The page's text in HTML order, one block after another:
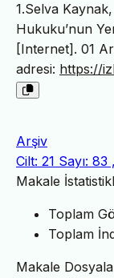
1.Selva
Hukuku’nun
[Internet]. 01
adresi: https://
Arşiv
Cilt: 21 Sayı: 83
Makale
Toplam
Toplam
Makale